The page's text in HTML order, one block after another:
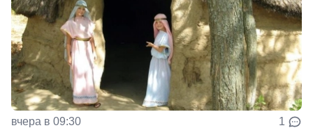
вчера в 09:30 1